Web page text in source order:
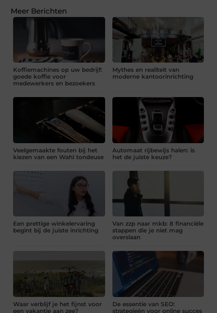
Meer Berichten
Koffiemachines op uw bedrijf:
goede koffie voor
medewerkers en bezoekers
Mythes en realiteit van
moderne kantoorinrichting
Veelgemaakte fouten bij het
kiezen van een Wahl tondeuse
Automaat rijbewijs halen: is
het de juiste keuze?
Een prettige winkelervaring
begint bij de juiste inrichting
Van zzp naar mkb: 8 financiële
stappen die je niet mag
overslaan
Waar verblijf je het fijnst voor
een vakantie aan zee?
De essentie van SEO:
strategieën voor online succes